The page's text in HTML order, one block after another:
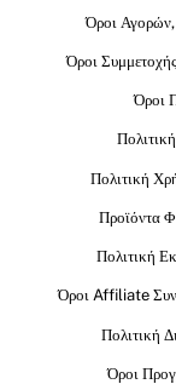
Όροι
Όροι
Όροι
Πολιτική
Προϊόντα
Πολιτική
Όροι Affiliate
Πολιτική
Όροι